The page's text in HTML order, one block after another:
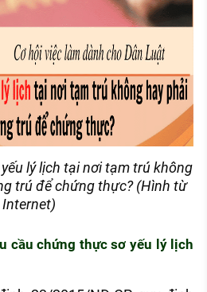
lý lịch tại nơi tạm trú không
trú để chứng thực? (Hình từ
Internet)
cầu chứng thực sơ yếu lý lịch